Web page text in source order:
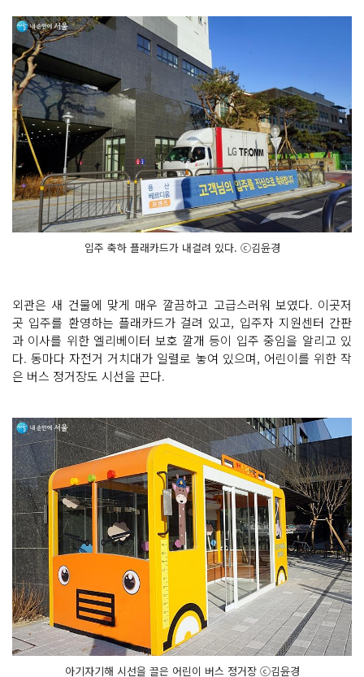
입주 축하 플래카드가 내걸려 있다. ⓒ김윤경
외관은 새 건물에 맞게 매우 깔끔하고 고급스러워 보였다. 이곳저
곳 입주를 환영하는 플래카드가 걸려 있고, 입주자 지원센터 간판
과 이사를 위한 엘리베이터 보호 깔개 등이 입주 중임을 알리고 있
다. 동마다 자전거 거치대가 일렬로 놓여 있으며, 어린이를 위한 작
은 버스 정거장도 시선을 끈다.
아기자기해 시선을 끌은 어린이 버스 정거장 ⓒ김윤경